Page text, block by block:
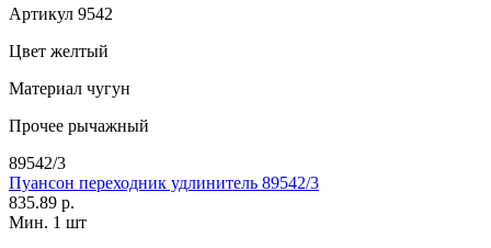
Артикул 9542
Цвет желтый
Материал чугун
Прочее рычажный
89542/3
Пуансон переходник удлинитель 89542/3
835.89 р.
Мин. 1 шт